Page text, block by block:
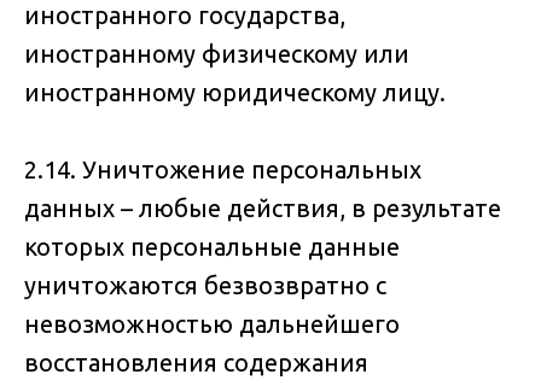
иностранного государства,
иностранному физическому или
иностранному юридическому лицу.
2.14. Уничтожение персональных
данных – любые действия, в результате
которых персональные данные
уничтожаются безвозвратно с
невозможностью дальнейшего
восстановления содержания